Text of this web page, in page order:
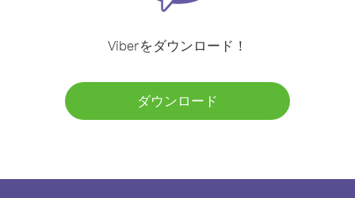
Viberをダウンロード！
ダウンロード